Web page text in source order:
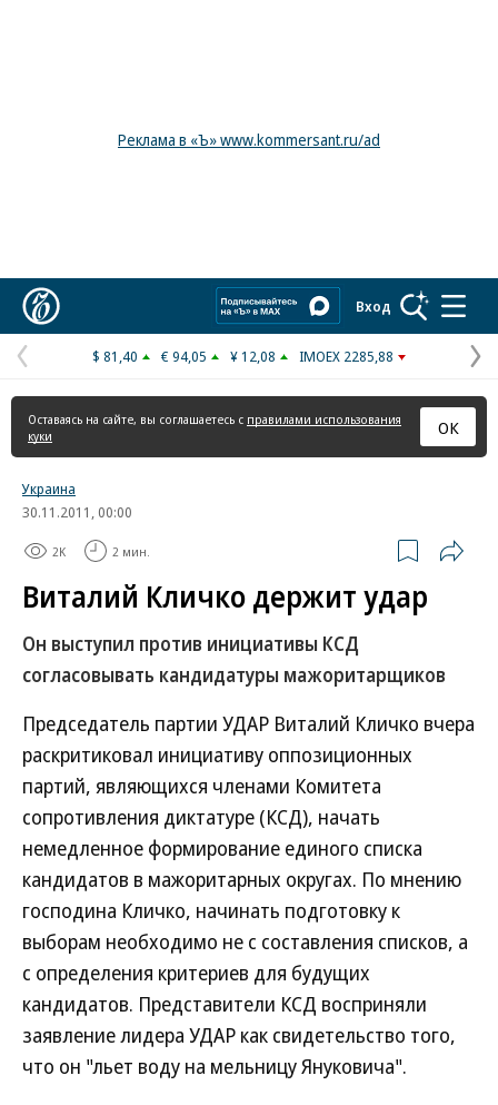
Реклама в «Ъ» www.kommersant.ru/ad
Вход
Предыдущая
страница
$ 81,40 € 94,05 ¥ 12,08 IMOEX 2285,88
Оставаясь на сайте, вы соглашаетесь с правилами использования
куки
ОК
Украина
30.11.2011, 00:00
2K 2 мин.
Виталий Кличко держит удар
Он выступил против инициативы КСД
согласовывать кандидатуры мажоритарщиков
Председатель партии УДАР Виталий Кличко вчера
раскритиковал инициативу оппозиционных
партий, являющихся членами Комитета
сопротивления диктатуре (КСД), начать
немедленное формирование единого списка
кандидатов в мажоритарных округах. По мнению
господина Кличко, начинать подготовку к
выборам необходимо не с составления списков, а
с определения критериев для будущих
кандидатов. Представители КСД восприняли
заявление лидера УДАР как свидетельство того,
что он "льет воду на мельницу Януковича".